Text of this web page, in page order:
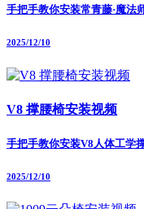
手把手教你安装常青藤·魔法
2025/12/10
V8 撑腰椅安装视频
手把手教你安装V8人体工学
2025/12/10